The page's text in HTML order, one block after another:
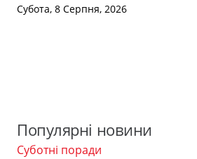
Субота, 8 Серпня, 2026
Популярні новини
Суботні поради